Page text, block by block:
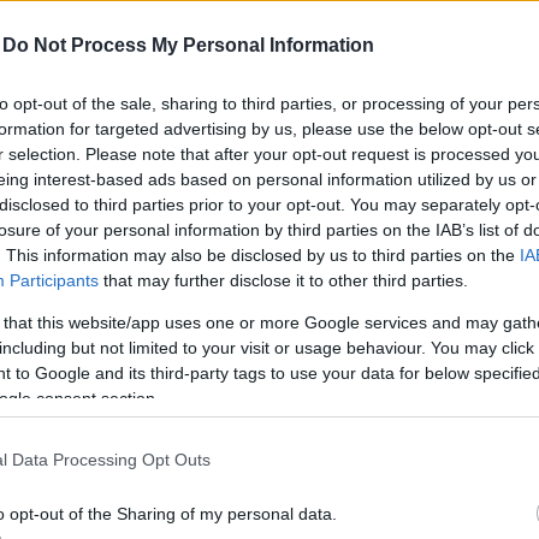
Do Not Process My Personal Information
opt-out of the sale, sharing to third parties, or processing of your
for targeted advertising by us, please use the below opt-out
selection. Please note that after your opt-out request is processed
interest-based ads based on personal information utilized by us
to third parties prior to your opt-out. You may separately
of your personal information by third parties on the IAB’s list of
This information may also be disclosed by us to third parties on the
Participants that may further disclose it to other third parties.
that this website/app uses one or more Google services and may
but not limited to your visit or usage behaviour. You may
to Google and its third-party tags to use your data for below
consent section.
Data Processing Opt Outs
opt-out of the Sharing of my personal data.
módszer arra, hogy időben észrevedd, mikor fog
a menyasszony káprázatosan szép ruhában mondta ki az
azonban ronthatnak a helyzeten
a saját boldogságodat
hasonlít Vilmos hercegre
otthonban megtalálható
munkával”